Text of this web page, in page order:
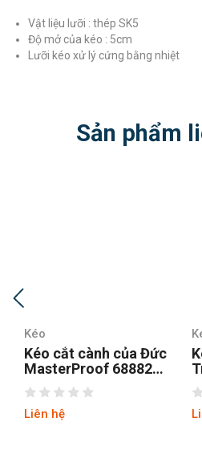
Vật liệu lưỡi : thép SK5
Độ mở của kéo : 5cm
Lưỡi kéo xử lý cứng bằng nhiệt
Sản phẩm
Kéo
Kéo cắt cành Sada
Trung Quốc
Liên hệ